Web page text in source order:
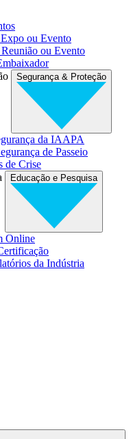
ou Evento
ou Evento
Segurança & Proteção
da IAAPA
de Passeio
de Crise
Educação e Pesquisa
Online
da Indústria